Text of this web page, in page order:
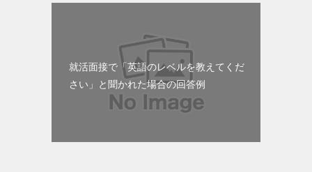
就活面接で「英語のレベルを教えてくだ
さい」と聞かれた場合の回答例